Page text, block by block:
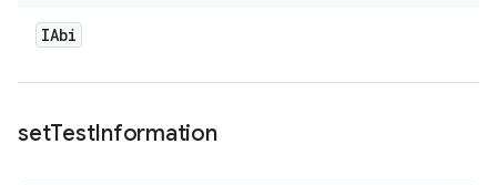
IAbi
setTestInformation